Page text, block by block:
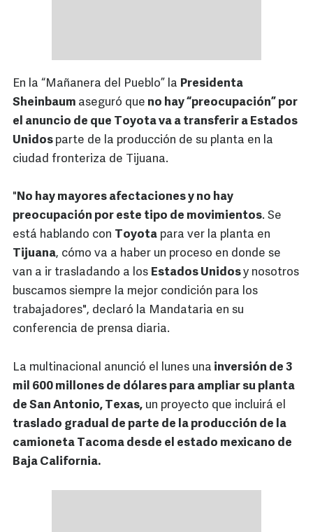
En la “Mañanera del Pueblo” la Presidenta
Sheinbaum aseguró que no hay “preocupación” por
el anuncio de que Toyota va a transferir a Estados
Unidos parte de la producción de su planta en la
ciudad fronteriza de Tijuana.
"No hay mayores afectaciones y no hay
preocupación por este tipo de movimientos. Se
está hablando con Toyota para ver la planta en
Tijuana, cómo va a haber un proceso en donde se
van a ir trasladando a los Estados Unidosy nosotros
buscamos siempre la mejor condición para los
trabajadores", declaró la Mandataria en su
conferencia de prensa diaria.
La multinacional anunció el lunes una inversión de 3
mil 600 millones de dólares para ampliar su planta
de San Antonio, Texas, un proyecto que incluirá el
traslado gradual de parte de la producción de la
camioneta Tacoma desde el estado mexicano de
Baja California.